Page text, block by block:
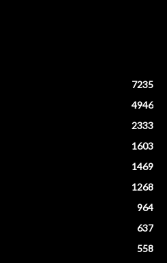
7235
4946
2333
1603
1469
1268
964
637
558